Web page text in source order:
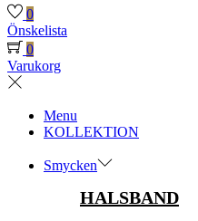
0
Önskelista
0
Varukorg
Menu
KOLLEKTION
Smycken
HALSBAND